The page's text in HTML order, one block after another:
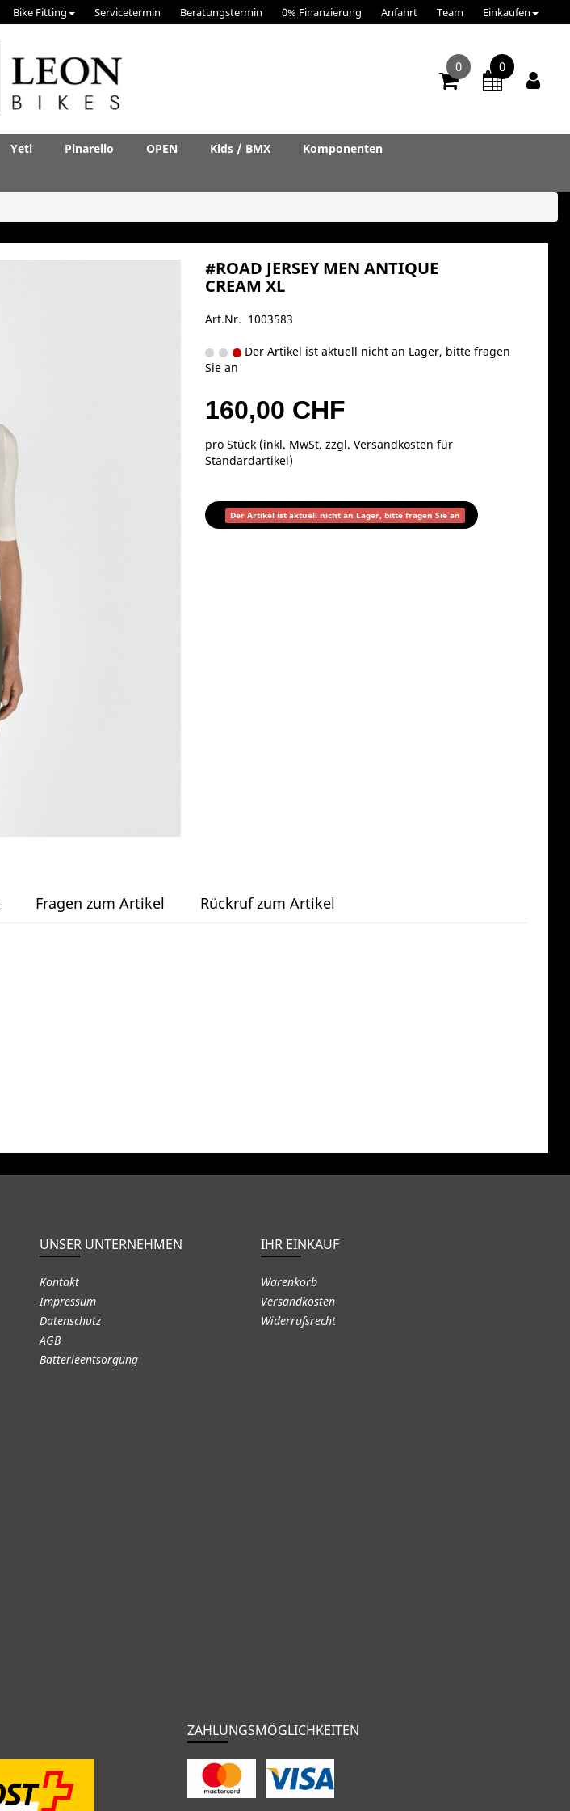
Bike Fitting Servicetermin Beratungstermin 0% Finanzierung Anfahrt Team Einkaufen
0 0
Yeti Pinarello OPEN Kids / BMX
Komponenten
#ROAD JERSEY MEN ANTIQUE
CREAM XL
Art.Nr. 1003583
Der Artikel ist aktuell nicht an Lager, bitte fragen
Sie an
160,00 CHF
pro Stück (inkl. MwSt. zzgl.Versandkosten für
Standardartikel)
Der Artikel ist aktuell nicht an Lager, bitte fragen Sie an
Fragen zum Artikel Rückruf zum Artikel
UNSER UNTERNEHMEN
Kontakt
Impressum
Datenschutz
AGB
Batterieentsorgung
IHR EINKAUF
Warenkorb
Versandkosten
Widerrufsrecht
ZAHLUNGSMÖGLICHKEITEN